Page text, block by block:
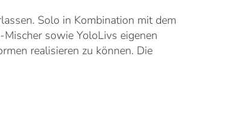
Solo in Kombination mit dem
sowie YoloLivs eigenen
realisieren zu können. Die